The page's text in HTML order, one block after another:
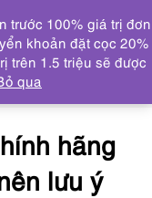
DANH MỤC
nữ chính hãng đã
hãng
lưu ý
trước 100% giá trị đơn
khoản đặt cọc 20%
trên 1.5 triệu sẽ được
qua